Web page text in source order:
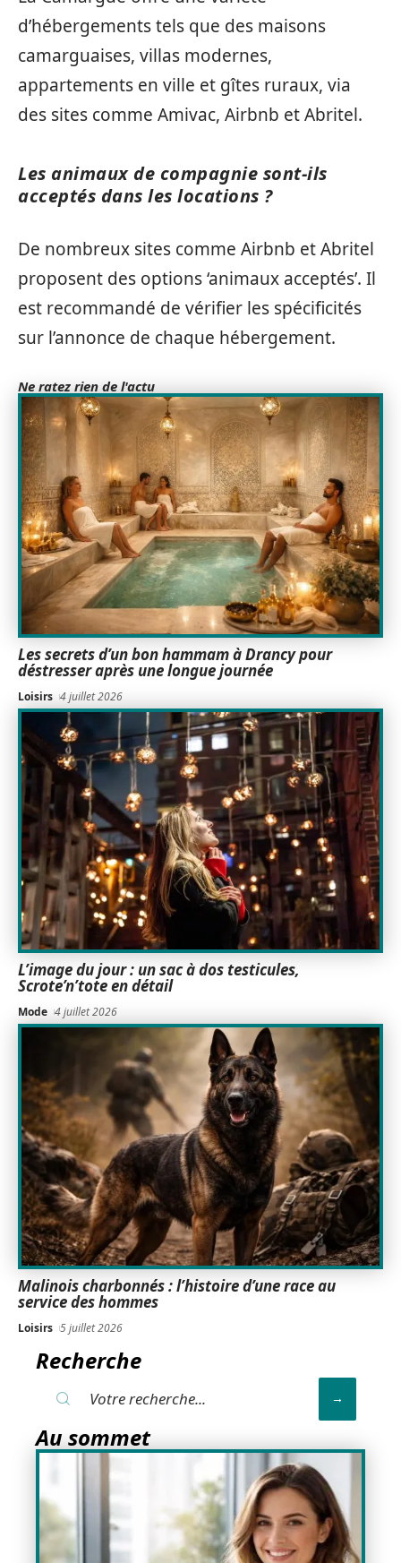
d’hébergements tels que des maisons
camarguaises, villas modernes,
appartements en ville et gîtes ruraux, via
des sites comme Amivac, Airbnb et Abritel.
Les animaux de compagnie sont-ils
acceptés dans les locations ?
De nombreux sites comme Airbnb et Abritel
proposent des options ‘animaux acceptés’. Il
est recommandé de vérifier les spécificités
sur l’annonce de chaque hébergement.
Ne ratez rien de l'actu
Les secrets d’un bon hammam à Drancy pour
déstresser après une longue journée
Loisirs 4 juillet 2026
L’image du jour : un sac à dos testicules,
Scrote’n’tote en détail
Mode 4 juillet 2026
Malinois charbonnés : l’histoire d’une race au
service des hommes
Loisirs 5 juillet 2026
Recherche
Au sommet